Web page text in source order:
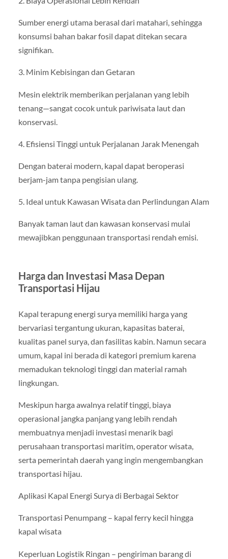
Sumber energi utama berasal dari matahari, sehingga
konsumsi bahan bakar fosil dapat ditekan secara
signifikan.
3. Minim Kebisingan dan Getaran
Mesin elektrik memberikan perjalanan yang lebih
tenang—sangat cocok untuk pariwisata laut dan
konservasi.
4. Efisiensi Tinggi untuk Perjalanan Jarak Menengah
Dengan baterai modern, kapal dapat beroperasi
berjam-jam tanpa pengisian ulang.
5. Ideal untuk Kawasan Wisata dan Perlindungan Alam
Banyak taman laut dan kawasan konservasi mulai
mewajibkan penggunaan transportasi rendah emisi.
Harga dan Investasi Masa Depan
Transportasi Hijau
Kapal terapung energi surya memiliki harga yang
bervariasi tergantung ukuran, kapasitas baterai,
kualitas panel surya, dan fasilitas kabin. Namun secara
umum, kapal ini berada di kategori premium karena
memadukan teknologi tinggi dan material ramah
lingkungan.
Meskipun harga awalnya relatif tinggi, biaya
operasional jangka panjang yang lebih rendah
membuatnya menjadi investasi menarik bagi
perusahaan transportasi maritim, operator wisata,
serta pemerintah daerah yang ingin mengembangkan
transportasi hijau.
Aplikasi Kapal Energi Surya di Berbagai Sektor
Transportasi Penumpang – kapal ferry kecil hingga
kapal wisata
Keperluan Logistik Ringan – pengiriman barang di